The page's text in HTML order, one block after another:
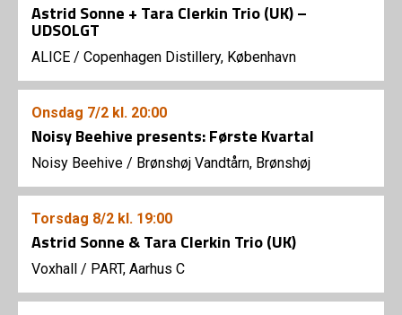
Astrid Sonne + Tara Clerkin Trio (UK) –
UDSOLGT
ALICE / Copenhagen Distillery, København
Onsdag 7/2 kl. 20:00
Noisy Beehive presents: Første Kvartal
Noisy Beehive / Brønshøj Vandtårn, Brønshøj
Torsdag 8/2 kl. 19:00
Astrid Sonne & Tara Clerkin Trio (UK)
Voxhall / PART, Aarhus C